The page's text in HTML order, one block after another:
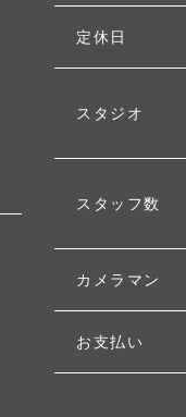
定休日
スタジオ
スタッフ数
カメラマン
お支払い